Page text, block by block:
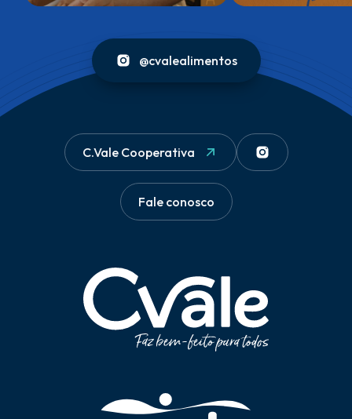
@cvalealimentos
C.Vale Cooperativa
Fale conosco